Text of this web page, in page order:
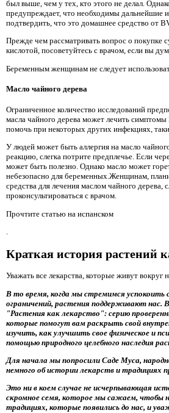
был выше, чем у тех, кто этого не делал.
предупреждает, что необходимы дальнейшие
подтвердить, что это домашнее средство от
Прежде чем рассматривать вопрос о покупке
кислотой, посоветуйтесь с врачом, если вы
Беременным женщинам не следует
Масло чайного дерева
Ограниченное количество исследований
масла чайного дерева может лечить
помочь при некоторых других инфекциях,
У людей может быть аллергия на масло
реакцию, слегка потрите предплечье. Если
может быть полезно. Однако масло может
небезопасно для беременных.Женщинам,
средства для лечения маслом чайного дерева,
проконсультироваться с врачом.
Прочтите статью на испанском
Краткая история растений
Уважать все лекарства, которые живут вокруг
В то время, когда мы стремимся успокоить
ограничений, растения поддерживают нас.
"Растения как лекарство": серию
которые помогут вам раскрыть свой
изучить, как улучшить свое физическое и
помощью природного целебного наследия
Для начала мы попросили Саде Муса,
немного об истории лекарств и традициях
Это ни в коем случае не исчерпывающая
скромное семя, которое мы сажаем, чтобы
традициях, которые появились до нас, и